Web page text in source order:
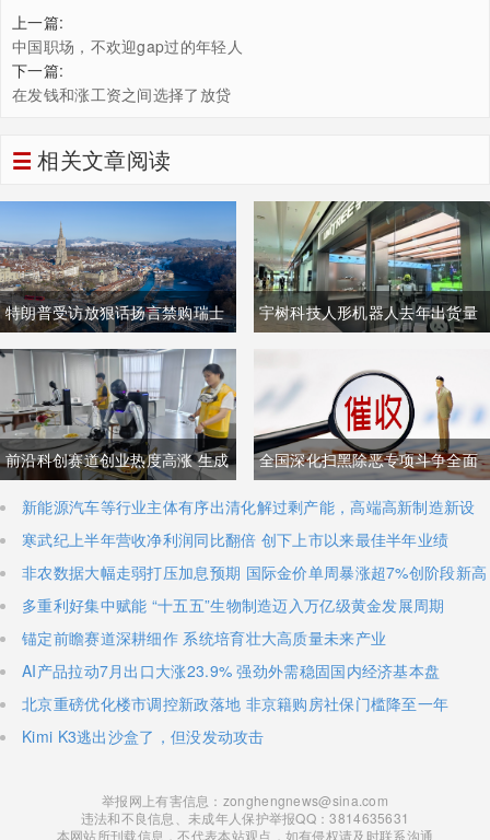
上一篇:
中国职场，不欢迎gap过的年轻人
下一篇:
在发钱和涨工资之间选择了放贷
相关文章阅读
特朗普受访放狠话扬言禁购瑞士
商品抹平贸易逆差 双方贸易数据
与经贸纽带实际情况反差明显
宇树科技人形机器人去年出货量
加码核心技术研发
前沿科创赛道创业热度高涨 生成
式AI与人形机器人加速培育全新
增长极
全国深化扫黑除恶专项斗争全面
铺开 河南锁定十类新型涉网涉软
暴力黑恶犯罪精准严打
新能源汽车等行业主体有序出清化解过剩产能，高端高新制造新设
主体稳步扩容
寒武纪上半年营收净利润同比翻倍 创下上市以来最佳半年业绩
非农数据大幅走弱打压加息预期 国际金价单周暴涨超7%创阶段新高
多重利好集中赋能 “十五五”生物制造迈入万亿级黄金发展周期
锚定前瞻赛道深耕细作 系统培育壮大高质量未来产业
AI产品拉动7月出口大涨23.9% 强劲外需稳固国内经济基本盘
北京重磅优化楼市调控新政落地 非京籍购房社保门槛降至一年
Kimi K3逃出沙盒了，但没发动攻击
举报网上有害信息：zonghengnews@sina.com
违法和不良信息、未成年人保护举报QQ：3814635631
本网站所刊载信息，不代表本站观点，如有侵权请及时联系沟通